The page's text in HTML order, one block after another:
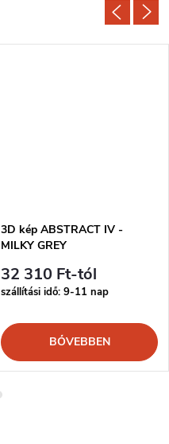
3D kép ABSTRACT IV -
MILKY GREY
32 310 Ft-tól
szállítási idő: 9-11 nap
BŐVEBBEN